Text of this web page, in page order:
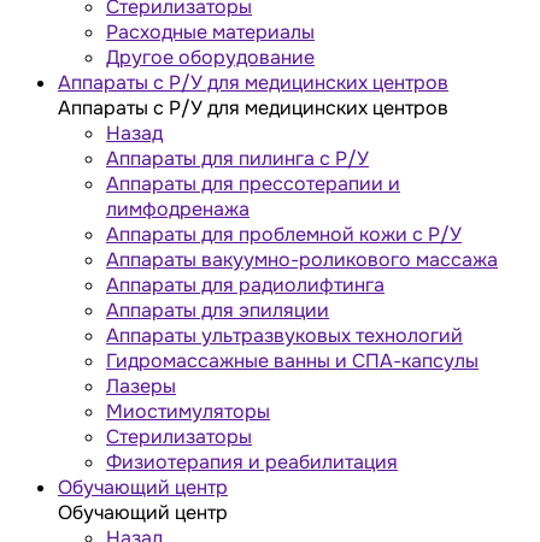
Стерилизаторы
Расходные материалы
Другое оборудование
Аппараты с Р/У для медицинских центров
Аппараты с Р/У для медицинских центров
Назад
Аппараты для пилинга с Р/У
Аппараты для прессотерапии и
лимфодренажа
Аппараты для проблемной кожи с Р/У
Аппараты вакуумно-роликового массажа
Аппараты для радиолифтинга
Аппараты для эпиляции
Аппараты ультразвуковых технологий
Гидромассажные ванны и СПА-капсулы
Лазеры
Миостимуляторы
Стерилизаторы
Физиотерапия и реабилитация
Обучающий центр
Обучающий центр